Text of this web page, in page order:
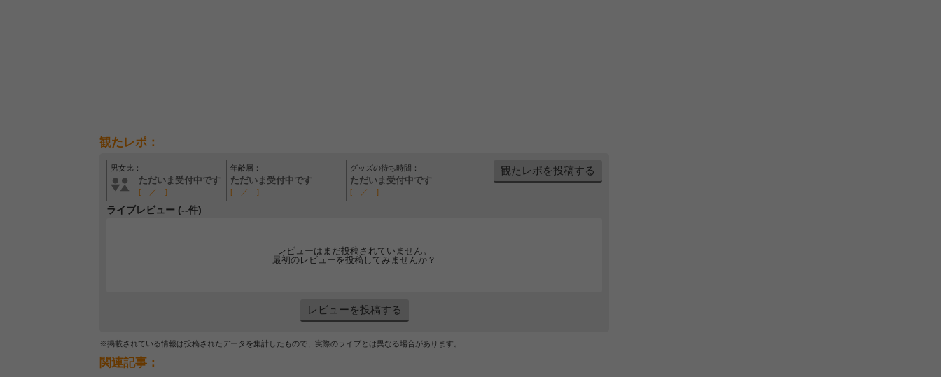
観たレポ：
男女比：
ただいま受付中です
[---／---]
年齢層：
ただいま受付中です
[---／---]
グッズの待ち時間：
ただいま受付中です
[---／---]
観たレポを投稿する
ライブレビュー (--件)
レビューはまだ投稿されていません。
最初のレビューを投稿してみませんか？
レビューを投稿する
※掲載されている情報は投稿されたデータを集計したもので、実際のライブとは異なる場合があります。
関連記事：